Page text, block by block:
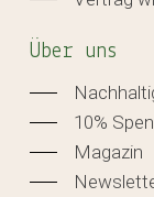
Über uns
10%
Magazin